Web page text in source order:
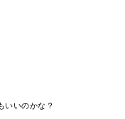
いのかな？